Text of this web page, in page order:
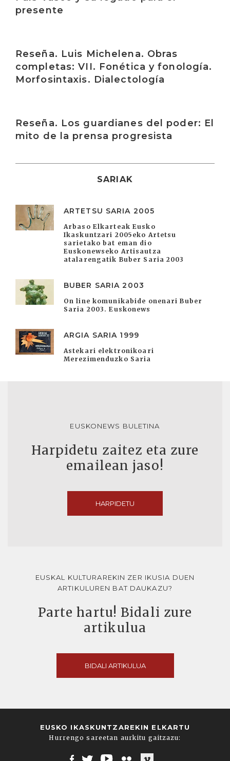
presente
Reseña. Luis Michelena. Obras
completas: VII. Fonética y fonología.
Morfosintaxis. Dialectología
Reseña. Los guardianes del poder: El
mito de la prensa progresista
SARIAK
ARTETSU SARIA 2005
Arbaso Elkarteak Eusko
Ikaskuntzari 2005eko Artetsu
sarietako bat eman dio
Euskonewseko Artisautza
atalarengatik Buber Saria 2003
BUBER SARIA 2003
On line komunikabide onenari Buber
Saria 2003. Euskonews
ARGIA SARIA 1999
Astekari elektronikoari
Merezimenduzko Saria
EUSKONEWS BULETINA
Harpidetu zaitez eta zure
emailean jaso!
HARPIDETU
EUSKAL KULTURAREKIN ZER IKUSIA DUEN
ARTIKULUREN BAT DAUKAZU?
Parte hartu! Bidali zure
artikulua
BIDALI ARTIKULUA
EUSKO IKASKUNTZAREKIN ELKARTU
Hurrengo sareetan aurkitu gaitzazu: